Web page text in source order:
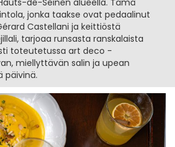
de-Seinen alueella. Tämä
jonka taakse ovat pedaalinut
Castellani ja keittiöstä
tarjoaa runsasta ranskalaista
toteutetussa art deco -
miellyttävän salin ja upean
päivinä.